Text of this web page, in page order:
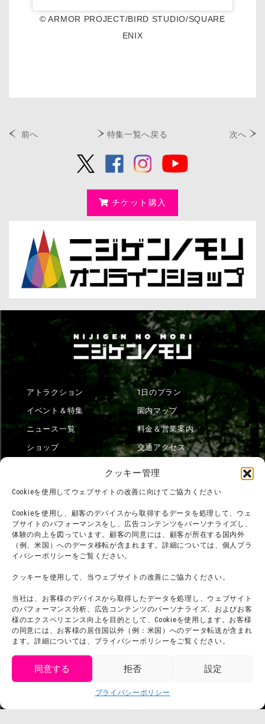
クッキー管理
Cookieを使用してウェブサイトの改善に向けてご協力ください
Cookieを使用し、顧客のデバイスから取得するデータを処理して、ウェ
ブサイトのパフォーマンスをし、広告コンテンツをパーソナライズし、
体験の向上を図っています。顧客の同意には、顧客が所在する国内外
（例、米国）へのデータ移転が含まれます。詳細については、個人プラ
イバシーポリシーをご覧ください。
クッキーを使用して、当ウェブサイトの改善にご協力ください。
当社は、お客様のデバイスから取得したデータを処理し、ウェブサイト
のパフォーマンス分析、広告コンテンツのパーソナライズ、およびお客
様のエクスペリエンス向上を目的として、Cookieを使用します。お客様
の同意には、お客様の居住国以外（例：米国）へのデータ転送が含まれ
ます。詳細については、プライバシーポリシーをご覧ください。
同意する 拒否 設定
プライバシーポリシー
© ARMOR PROJECT/BIRD STUDIO/SQUARE
ENIX
前へ 特集一覧へ戻る 次へ
チケット購入
アトラクション
イベント＆特集
ニュース一覧
ショップ
1日のプラン
園内マップ
料金＆営業案内
交通アクセス
団体利用について
お問い合わせ
利用規約
プライバシーポリシー
プレスリリース
メディア掲載実績
会社概要
スタッフ募集